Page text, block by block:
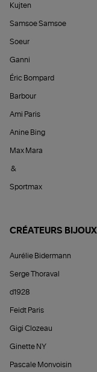
Kujten
Samsoe Samsoe
Soeur
Ganni
Éric Bompard
Barbour
Ami Paris
Anine Bing
Max Mara
&
Sportmax
CRÉATEURS BIJOUX
Aurélie Bidermann
Serge Thoraval
d1928
Feidt Paris
Gigi Clozeau
Ginette NY
Pascale Monvoisin